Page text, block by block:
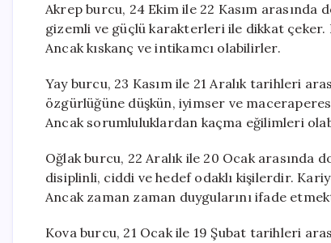
Akrep burcu, 24 Ekim ile 22 Kasım
gizemli ve güçlü karakterleri ile dikkat çeker.
Ancak kıskanç ve intikamcı olabilirler.
Yay burcu, 23 Kasım ile 21 Aralık tarihleri
özgürlüğüne düşkün, iyimser ve
Ancak sorumluluklardan kaçma eğilimleri
Oğlak burcu, 22 Aralık ile 20 Ocak arasında
disiplinli, ciddi ve hedef odaklı kişilerdir.
Ancak zaman zaman duygularını ifade
Kova burcu, 21 Ocak ile 19 Şubat tarihleri